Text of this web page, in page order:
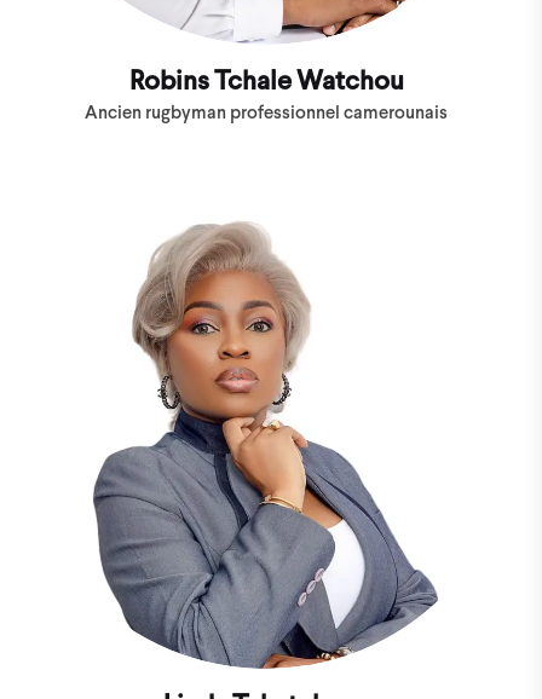
Robins Tchale Watchou
Ancien rugbyman professionnel camerounais